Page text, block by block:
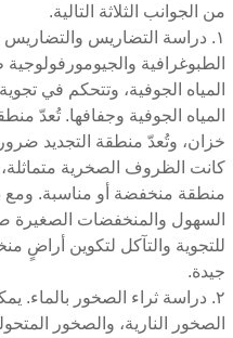
من الجوانب الثلاثة التالية.
١. دراسة التضاريس
الطبوغرافية
المياه الجوفية، وتتحكم في
المياه الجوفية وجفافها. تُعدّ
خزان، وتُعدّ منطقة التجديد
كانت الظروف الصخرية
منطقة منخفضة أو مناسبة. ومع
السهول والمنخفضات الصغيرة
للتجوية والتآكل لتكوين أراضٍ
جيدة.
٢. دراسة ثراء الصخور بالماء.
الصخور النارية، والصخور